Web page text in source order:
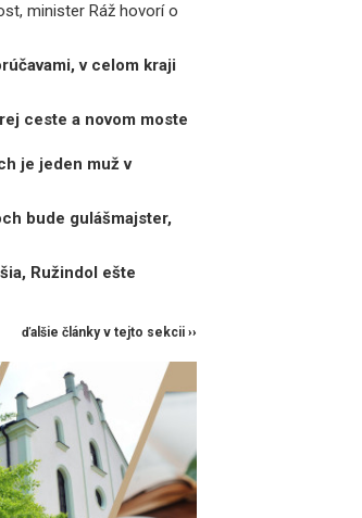
minister Ráž hovorí o
v celom kraji
ceste a novom moste
je jeden muž v
bude gulášmajster,
Ružindol ešte
ďalšie články v tejto sekcii ››